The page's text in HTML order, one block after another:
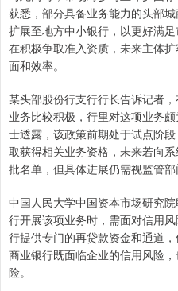
获悉，部分具备业务能力的头部
扩展至地方中小银行，以更好满
在积极争取准入资质，未来主体
面和效率。
某头部股份行支行行长告诉记者
业务比较积极，行里对这项业务
士透露，该政策前期处于试点阶
取获得相关业务资格，未来若向
批名单，但具体进展仍需视监管部
中国人民大学中国资本市场研究
行开展该项业务时，需面对信用
行提供专门的再贷款资金和通道
商业银行既面临企业的信用风险
险。